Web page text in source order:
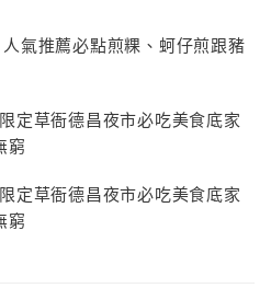
氣推薦必點煎粿、蚵仔煎跟豬